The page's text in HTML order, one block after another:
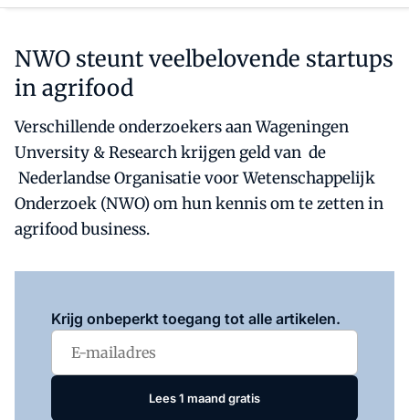
NWO steunt veelbelovende startups
in agrifood
Verschillende onderzoekers aan Wageningen
Unversity & Research krijgen geld van de
Nederlandse Organisatie voor Wetenschappelijk
Onderzoek (NWO) om hun kennis om te zetten in
agrifood business.
Krijg onbeperkt toegang tot alle artikelen.
Lees 1 maand gratis